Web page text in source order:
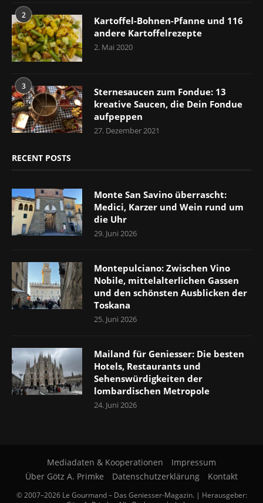
2
Kartoffel-Bohnen-Pfanne und 116
andere Kartoffelrezepte
2. Mai 2020
3
Sternesaucen zum Fondue: 13
kreative Saucen, die Dein Fondue
aufpeppen
27. Dezember 2021
RECENT POSTS
Monte San Savino überrascht:
Medici, Karzer und Wein rund um
die Uhr
29. Juni 2026
Montepulciano: Zwischen Vino
Nobile, mittelalterlichen Gassen
und den schönsten Ausblicken der
Toskana
25. Juni 2026
Mailand für Geniesser: Die besten
Hotels, Restaurants und
Sehenswürdigkeiten der
lombardischen Metropole
24. Juni 2026
Mediadaten & Kooperationen
Impressum
Über Götz A. Primke
Datenschutzerklärung Kontakt
© 2007–2026 Le Gourmand – Das Geniesser-Magazin. | Herausgeber: